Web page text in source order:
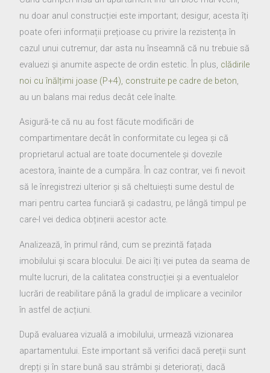
nu doar anul construcției este important; desigur, acesta îți
poate oferi informații prețioase cu privire la rezistența în
cazul unui cutremur, dar asta nu înseamnă că nu trebuie să
evaluezi și anumite aspecte de ordin estetic. În plus, clădirile
noi cu înălțimi joase (P+4), construite pe cadre de beton,
au un balans mai redus decât cele înalte.
Asigură-te că nu au fost făcute modificări de
compartimentare decât în conformitate cu legea și că
proprietarul actual are toate documentele și dovezile
acestora, înainte de a cumpăra. În caz contrar, vei fi nevoit
să le înregistrezi ulterior și să cheltuiești sume destul de
mari pentru cartea funciară și cadastru, pe lângă timpul pe
care-l vei dedica obținerii acestor acte.
Analizează, în primul rând, cum se prezintă fațada
imobilului și scara blocului. De aici îți vei putea da seama de
multe lucruri, de la calitatea construcției și a eventualelor
lucrări de reabilitare până la gradul de implicare a vecinilor
în astfel de acțiuni.
După evaluarea vizuală a imobilului, urmează vizionarea
apartamentului. Este important să verifici dacă pereții sunt
drepți și în stare bună sau strâmbi și deteriorați, dacă